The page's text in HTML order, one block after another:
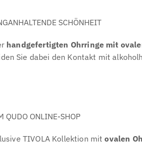
SCHÖNHEIT
handgefertigten Ohrringe mit
Sie dabei den Kontakt mit
QUDO ONLINE-SHOP
TIVOLA Kollektion mitovalen